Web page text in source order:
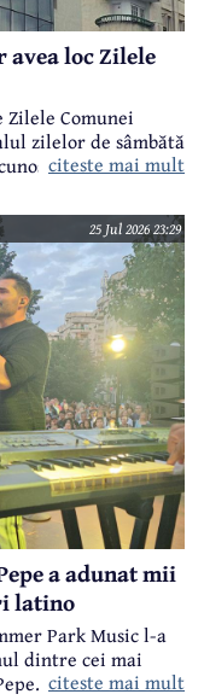
avea loc Zilele
Zilele Comunei
zilelor de sâmbătă
citeste mai mult
25 Jul 2026 23:29
a adunat mii
latino
Park Music l-a
dintre cei mai
citeste mai mult